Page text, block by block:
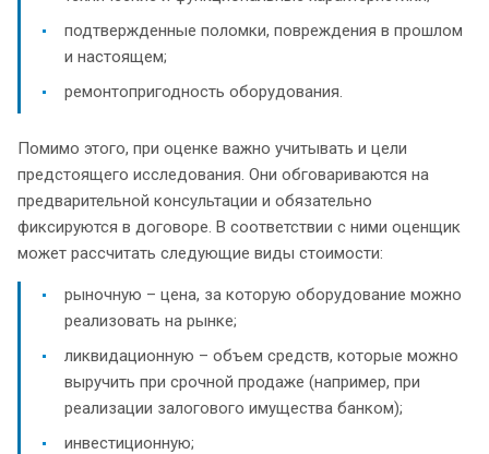
подтвержденные поломки, повреждения в прошлом
и настоящем;
ремонтопригодность оборудования.
Помимо этого, при оценке важно учитывать и цели
предстоящего исследования. Они обговариваются на
предварительной консультации и обязательно
фиксируются в договоре. В соответствии с ними оценщик
может рассчитать следующие виды стоимости:
рыночную – цена, за которую оборудование можно
реализовать на рынке;
ликвидационную – объем средств, которые можно
выручить при срочной продаже (например, при
реализации залогового имущества банком);
инвестиционную;